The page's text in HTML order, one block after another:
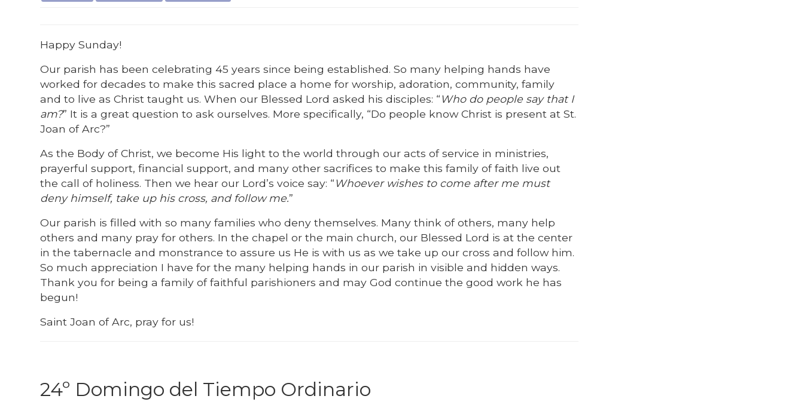
Happy Sunday!
Our parish has been celebrating 45 years since being established. So many helping hands have
worked for decades to make this sacred place a home for worship, adoration, community, family
and to live as Christ taught us. When our Blessed Lord asked his disciples: “Who do people say that I
am?” It is a great question to ask ourselves. More specifically, “Do people know Christ is present at St.
Joan of Arc?”
As the Body of Christ, we become His light to the world through our acts of service in ministries,
prayerful support, financial support, and many other sacrifices to make this family of faith live out
the call of holiness. Then we hear our Lord’s voice say: “Whoever wishes to come after me must
deny himself, take up his cross, and follow me.”
Our parish is filled with so many families who deny themselves. Many think of others, many help
others and many pray for others. In the chapel or the main church, our Blessed Lord is at the center
in the tabernacle and monstrance to assure us He is with us as we take up our cross and follow him.
So much appreciation I have for the many helping hands in our parish in visible and hidden ways.
Thank you for being a family of faithful parishioners and may God continue the good work he has
begun!
Saint Joan of Arc, pray for us!
24º Domingo del Tiempo Ordinario